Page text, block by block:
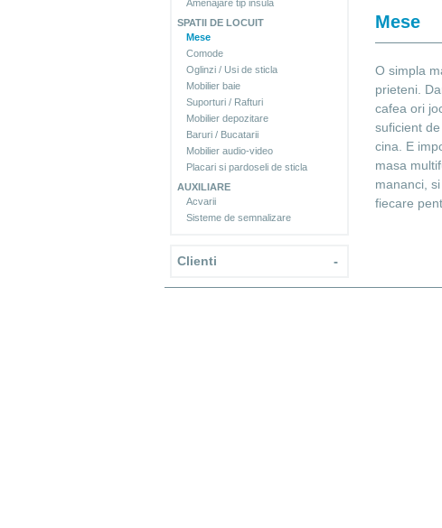
Amenajare tip insula
SPATII DE LOCUIT
Mese
Comode
Oglinzi / Usi de sticla
Mobilier baie
Suporturi / Rafturi
Mobilier depozitare
Baruri / Bucatarii
Mobilier audio-video
Placari si pardoseli de sticla
AUXILIARE
Acvarii
Sisteme de semnalizare
-
Clienti
Mese
O simpla
prieteni.
cafea ori
suficient
cina. E
masa
mananci,
fiecare